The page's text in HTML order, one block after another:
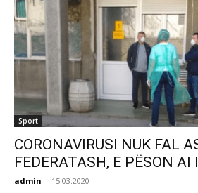
Sport
CORONAVIRUSI NUK FAL
FEDERATASH, E PËSON AI
admin - 15.03.2020